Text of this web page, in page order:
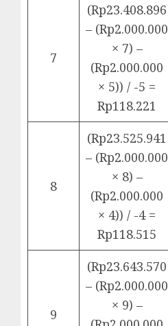
7
(Rp23.408.896
– (Rp2.000.000
× 7) –
(Rp2.000.000
× 5)) / -5 =
Rp118.221
8
(Rp23.525.941
– (Rp2.000.000
× 8) –
(Rp2.000.000
× 4)) / -4 =
Rp118.515
9
(Rp23.643.570
– (Rp2.000.000
× 9) –